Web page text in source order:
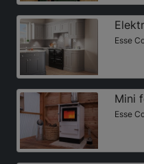
Esse
Mini
Esse